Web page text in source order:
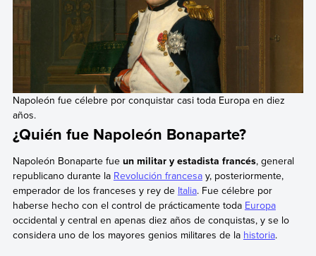
Napoleón fue célebre por conquistar casi toda Europa en diez
años.
¿Quién fue Napoleón Bonaparte?
Napoleón Bonaparte fue un militar y estadista francés, general
republicano durante la Revolución francesay, posteriormente,
emperador de los franceses y rey de Italia. Fue célebre por
haberse hecho con el control de prácticamente toda Europa
occidental y central en apenas diez años de conquistas, y se lo
considera uno de los mayores genios militares de la historia.